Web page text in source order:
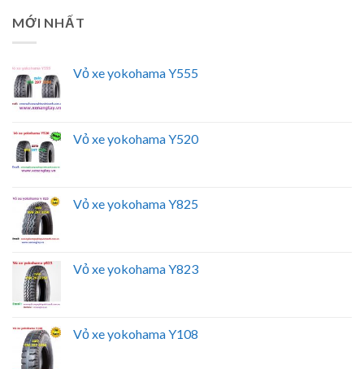
MỚI NHẤT
Vỏ xe yokohama Y555
Vỏ xe yokohama Y520
Vỏ xe yokohama Y825
Vỏ xe yokohama Y823
Vỏ xe yokohama Y108